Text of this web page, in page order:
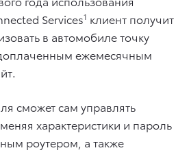
Services1 клиент получит
в автомобиле точку
ежемесячным
сможет сам управлять
характеристики и пароль
роутером, а также